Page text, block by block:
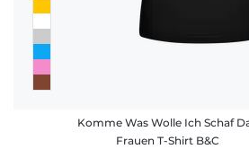
Komme Was Wolle Ich Schaf
Frauen T-Shirt B&C